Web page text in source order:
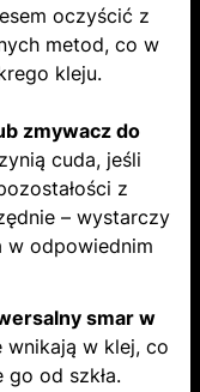
oczyścić z
metod, co w
kleju.
zmywacz do
cuda, jeśli
z
– wystarczy
w odpowiednim
smar w
wnikają w klej, co
go od szkła.